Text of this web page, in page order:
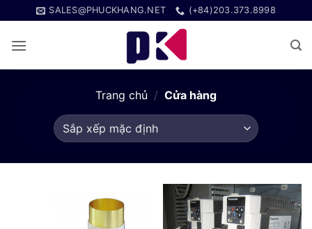
qua
nội
SALES@PHUCKHANG.NET (+84)203.373.8998
Trang chủ / Cửa hàng